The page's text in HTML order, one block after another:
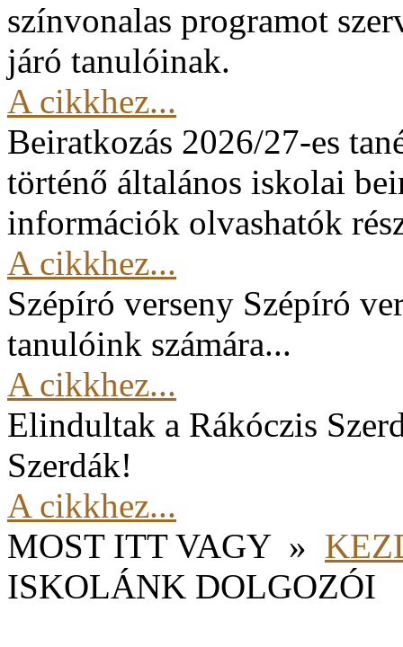
színvonalas programot
járó tanulóinak.
A cikkhez...
Beiratkozás 2026/27-es
történő általános iskolai
információk olvashatók
A cikkhez...
Szépíró verseny Szépíró
tanulóink számára...
A cikkhez...
Elindultak a Rákóczis
Szerdák!
A cikkhez...
MOST ITT VAGY »
ISKOLÁNK DOLGOZÓI